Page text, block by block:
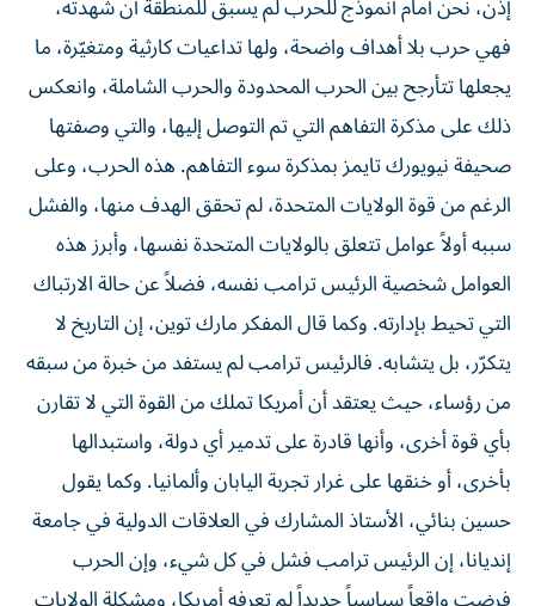
فهي حرب بلا أهداف واضحة، ولها تداعيات كارثية ومتغيّرة، ما
يجعلها تتأرجح بين الحرب المحدودة والحرب الشاملة، وانعكس
ذلك على مذكرة التفاهم التي تم التوصل إليها، والتي وصفتها
صحيفة نيويورك تايمز بمذكرة سوء التفاهم. هذه الحرب، وعلى
الرغم من قوة الولايات المتحدة، لم تحقق الهدف منها، والفشل
سببه أولاً عوامل تتعلق بالولايات المتحدة نفسها، وأبرز هذه
العوامل شخصية الرئيس ترامب نفسه، فضلاً عن حالة الارتباك
التي تحيط بإدارته. وكما قال المفكر مارك توين، إن التاريخ لا
يتكرّر، بل يتشابه. فالرئيس ترامب لم يستفد من خبرة من سبقه
من رؤساء، حيث يعتقد أن أمريكا تملك من القوة التي لا تقارن
بأي قوة أخرى، وأنها قادرة على تدمير أي دولة، واستبدالها
بأخرى، أو خنقها على غرار تجربة اليابان وألمانيا. وكما يقول
حسين بنائي، الأستاذ المشارك في العلاقات الدولية في جامعة
إنديانا، إن الرئيس ترامب فشل في كل شيء، وإن الحرب